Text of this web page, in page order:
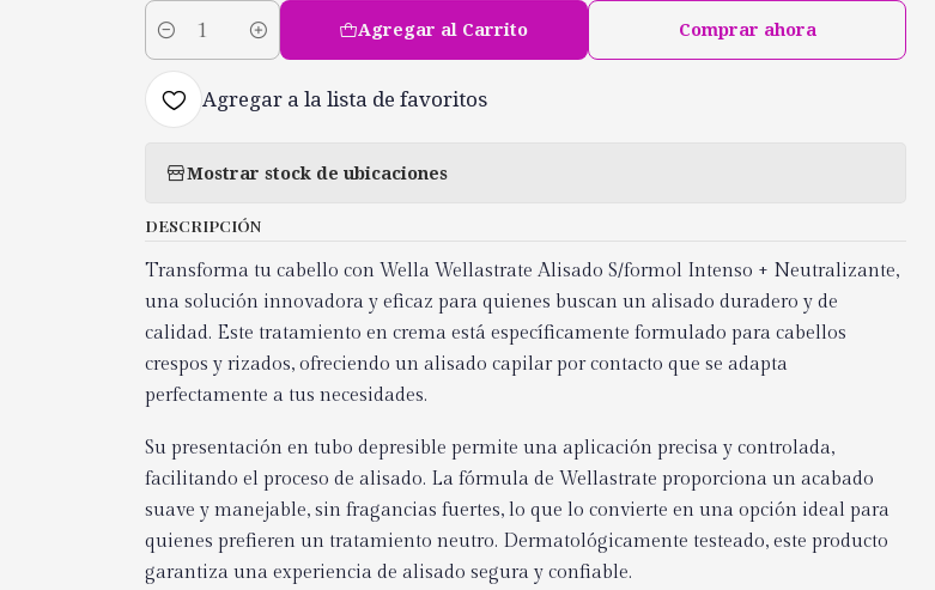
Cantidad
Agregar al Carrito Comprar ahora
Agregar a la lista de favoritos
Mostrar stock de ubicaciones
DESCRIPCIÓN
Transforma tu cabello con Wella Wellastrate Alisado S/formol Intenso + Neutralizante,
una solución innovadora y eficaz para quienes buscan un alisado duradero y de
calidad. Este tratamiento en crema está específicamente formulado para cabellos
crespos y rizados, ofreciendo un alisado capilar por contacto que se adapta
perfectamente a tus necesidades.
Su presentación en tubo depresible permite una aplicación precisa y controlada,
facilitando el proceso de alisado. La fórmula de Wellastrate proporciona un acabado
suave y manejable, sin fragancias fuertes, lo que lo convierte en una opción ideal para
quienes prefieren un tratamiento neutro. Dermatológicamente testeado, este producto
garantiza una experiencia de alisado segura y confiable.